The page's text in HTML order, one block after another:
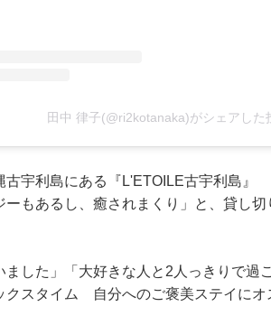
田中 律子(@ri2kotanaka)がシェアした
古宇利島にある『L'ETOILE古宇利島』
もあるし、癒されまくり」と、貸し切
した」「大好きな人と2人っきりで過
クスタイム 自分へのご褒美ステイにオ